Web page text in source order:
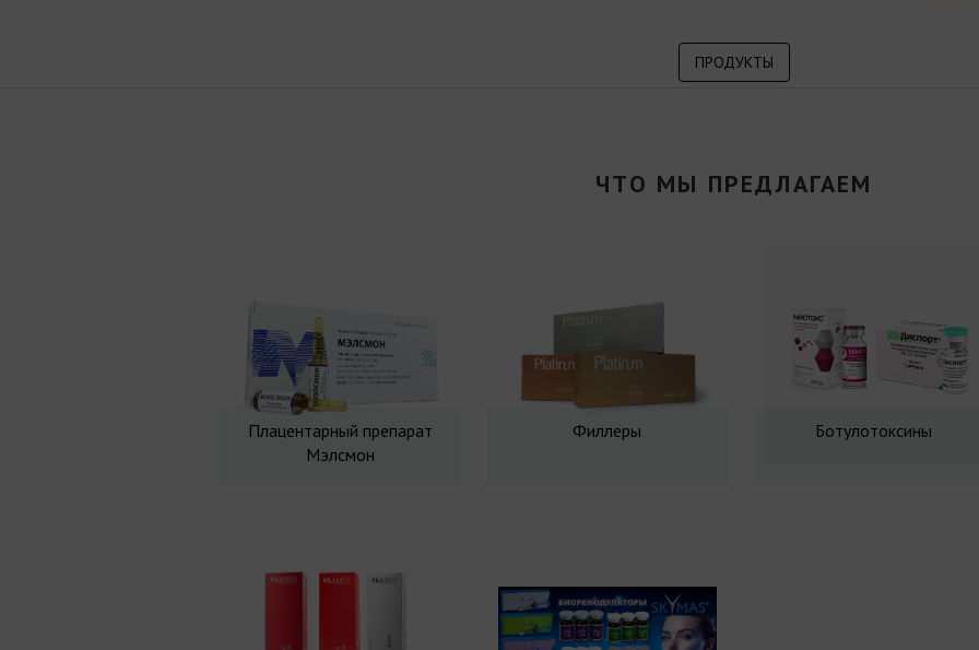
ПРОДУКТЫ
ЧТО МЫ ПРЕДЛАГАЕМ
Плацентарный препарат
Мэлсмон
Филлеры Ботулотоксины